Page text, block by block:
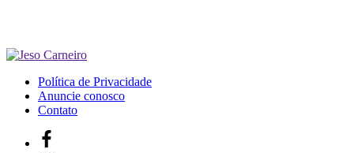
Política de Privacidade
Anuncie conosco
Contato